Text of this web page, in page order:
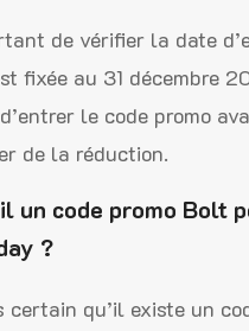
de vérifier la date
fixée au 31 décembre
le code promo
de la réduction.
un code promo Bolt
?
certain qu’il existe un